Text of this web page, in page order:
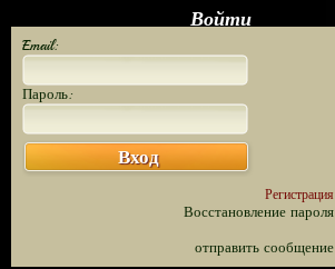
Войти
Email:
Пароль:
Вход
Регистрация
Восстановление пароля
отправить сообщение